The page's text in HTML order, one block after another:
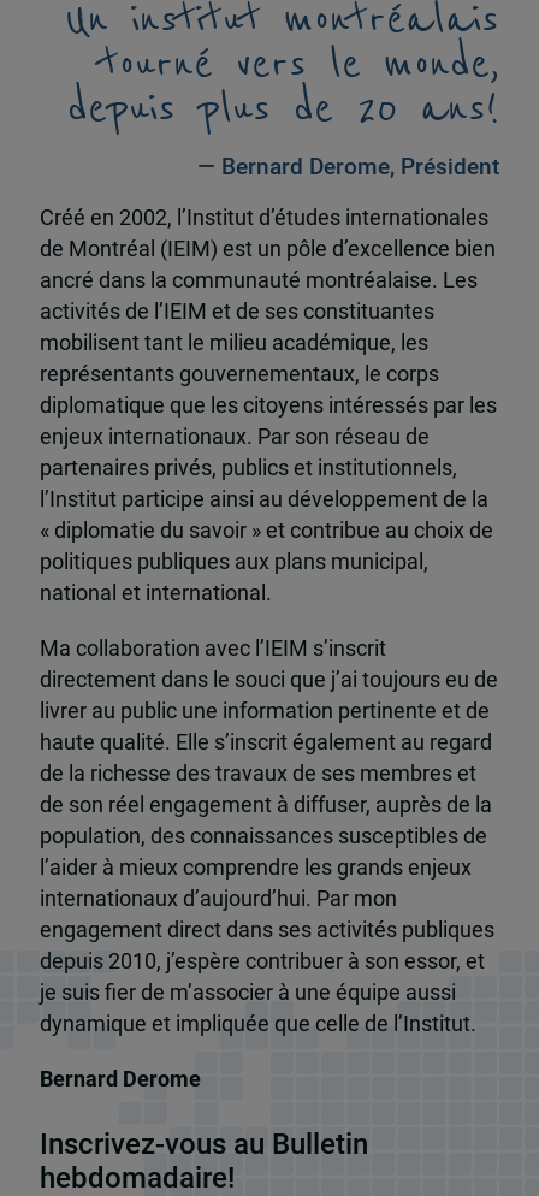
Un institut montréalais
tourné vers le monde,
depuis plus de 20 ans!
— Bernard Derome, Président
Créé en 2002, l’Institut d’études internationales
de Montréal (IEIM) est un pôle d’excellence bien
ancré dans la communauté montréalaise. Les
activités de l’IEIM et de ses constituantes
mobilisent tant le milieu académique, les
représentants gouvernementaux, le corps
diplomatique que les citoyens intéressés par les
enjeux internationaux. Par son réseau de
partenaires privés, publics et institutionnels,
l’Institut participe ainsi au développement de la
« diplomatie du savoir » et contribue au choix de
politiques publiques aux plans municipal,
national et international.
Ma collaboration avec l’IEIM s’inscrit
directement dans le souci que j’ai toujours eu de
livrer au public une information pertinente et de
haute qualité. Elle s’inscrit également au regard
de la richesse des travaux de ses membres et
de son réel engagement à diffuser, auprès de la
population, des connaissances susceptibles de
l’aider à mieux comprendre les grands enjeux
internationaux d’aujourd’hui. Par mon
engagement direct dans ses activités publiques
depuis 2010, j’espère contribuer à son essor, et
je suis fier de m’associer à une équipe aussi
dynamique et impliquée que celle de l’Institut.
Bernard Derome
Inscrivez-vous au Bulletin
hebdomadaire!